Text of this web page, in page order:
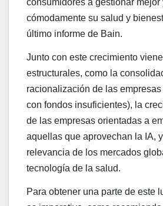
consumidores a gestionar mejor
cómodamente su salud y
último informe de Bain.
Junto con este crecimiento
estructurales, como la
racionalización de las
con fondos insuficientes), la
de las empresas orientadas a
aquellas que aprovechan la IA,
relevancia de los mercados
tecnología de la salud.
Para obtener una parte de este